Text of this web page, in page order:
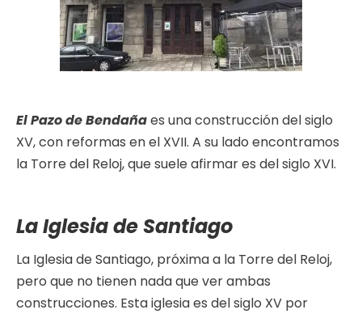
El Pazo de Bendañaes una construcción del siglo
XV, con reformas en el XVII. A su lado encontramos
la Torre del Reloj, que suele afirmar es del siglo XVI.
La Iglesia de Santiago
La Iglesia de Santiago, próxima a la Torre del Reloj,
pero que no tienen nada que ver ambas
construcciones. Esta iglesia es del siglo XV por